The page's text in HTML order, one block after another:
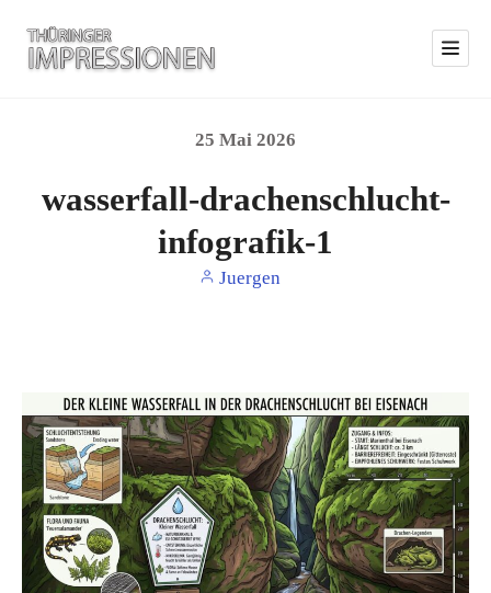
25 Mai 2026
wasserfall-drachenschlucht-
infografik-1
Juergen